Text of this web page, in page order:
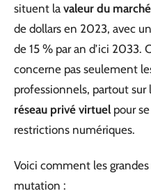
situent la valeur du
de dollars en 2023, avec
de 15 % par an d’ici 2033.
concerne pas seulement
professionnels, partout sur
réseau privé virtuel pour
restrictions numériques.
Voici comment les
mutation :